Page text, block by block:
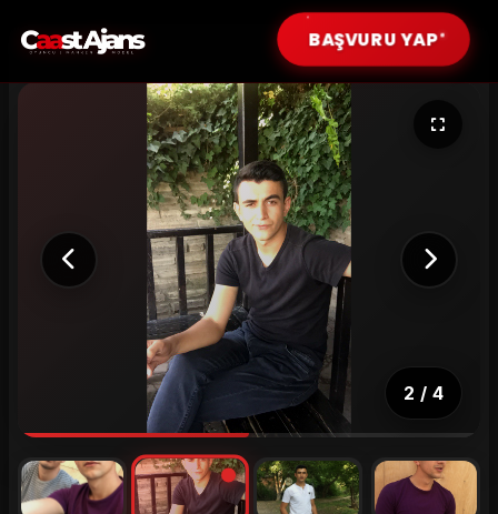
Erkek Modeller
Çocuk Modeller (0-12 Yaş)
Genç Modeller (13-17 Yaş)
Genç Yetişkin (18-25 Yaş)
Yetişkin (26-35 Yaş)
Tüm Modeller
BAŞVURU YAP
2 / 4